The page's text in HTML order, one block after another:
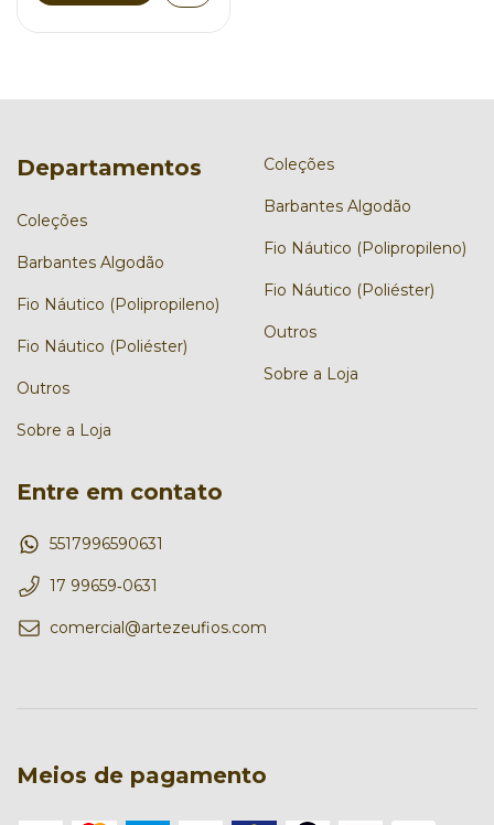
Departamentos
Coleções
Barbantes Algodão
Fio Náutico (Polipropileno)
Fio Náutico (Poliéster)
Outros
Sobre a Loja
Coleções
Barbantes Algodão
Fio Náutico (Polipropileno)
Fio Náutico (Poliéster)
Outros
Sobre a Loja
Entre em contato
5517996590631
17 99659‑0631‬
comercial@artezeufios.com
Meios de pagamento